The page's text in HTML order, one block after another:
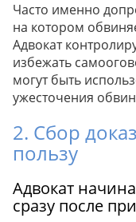
Часто именно
на котором
Адвокат
избежать
могут быть
ужесточения
2. Сбор
пользу
Адвокат
сразу после